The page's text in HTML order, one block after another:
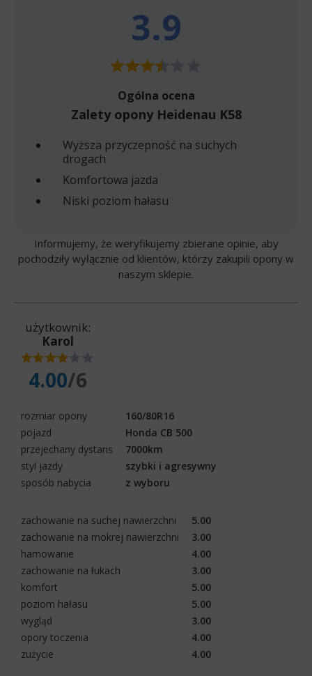
3.9
Ogólna ocena
Zalety opony Heidenau K58
Wyższa przyczepność na suchych
drogach
Komfortowa jazda
Niski poziom hałasu
Informujemy, że weryfikujemy zbierane opinie, aby
pochodziły wyłącznie od klientów, którzy zakupili opony w
naszym sklepie.
użytkownik:
Karol
4.00/6
rozmiar opony
160/80R16
pojazd
Honda CB 500
przejechany dystans
7000km
styl jazdy
szybki i agresywny
sposób nabycia
z wyboru
zachowanie na suchej nawierzchni
5.00
zachowanie na mokrej nawierzchni
3.00
hamowanie
4.00
zachowanie na łukach
3.00
komfort
5.00
poziom hałasu
5.00
wygląd
3.00
opory toczenia
4.00
zużycie
4.00